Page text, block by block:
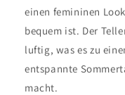
einen femininen
bequem ist. Der
luftig, was es zu
entspannte
macht.